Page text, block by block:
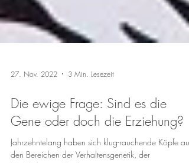
27. Nov. 2022 3 Min. Lesezeit
Die ewige Frage: Sind es die
Gene oder doch die Erziehung?